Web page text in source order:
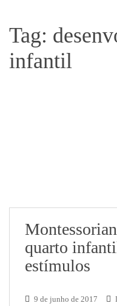
Tag:
infantil
quarto
estímulos
9 de junho de 2017